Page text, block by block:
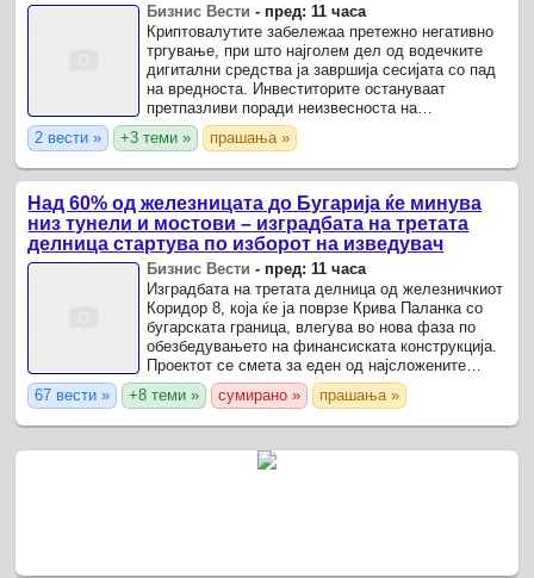
Бизнис Вести - пред: 11 часа
Криптовалутите забележаа претежно негативно
тргување, при што најголем дел од водечките
дигитални средства ја завршија сесијата со пад
на вредноста. Инвеститорите остануваат
претпазливи поради неизвесноста на
финансиските пазари и очекувањата за нови
макроекономски сигнали.
2 вести » +3 теми » прашања »
Над 60% од железницата до Бугарија ќе минува
низ тунели и мостови – изградбата на третата
делница стартува по изборот на изведувач
Бизнис Вести - пред: 11 часа
Изградбата на третата делница од железничкиот
Коридор 8, која ќе ја поврзе Крива Паланка со
бугарската граница, влегува во нова фаза по
обезбедувањето на финансиската конструкција.
Проектот се смета за еден од најсложените
инфраструктурни зафати во Македонија, бидејќи
повеќе од ...
67 вести » +8 теми » сумирано » прашања »